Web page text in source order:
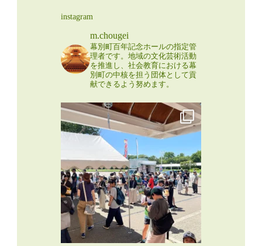
instagram
m.chougei
幕別町百年記念ホールの指定管
理者です。地域の文化芸術活動
を推進し、社会教育における幕
別町の中核を担う団体として貢
献できるよう努めます。